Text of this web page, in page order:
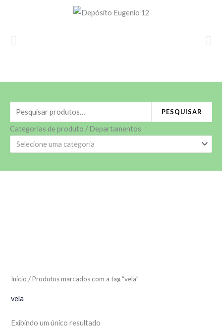
Pesquisar
por:
PESQUISAR
Categorias de produto / Departamentos
Selecione uma categoria
Início / Produtos marcados com a tag “vela”
vela
Exibindo um único resultado